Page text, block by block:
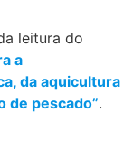
leitura do
a
da aquicultura
de pescado”.